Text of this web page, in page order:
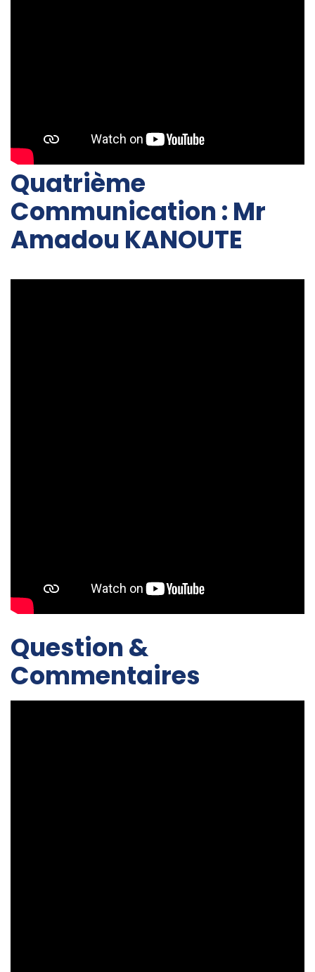
Quatrième
Communication : Mr
Amadou KANOUTE
Question &
Commentaires